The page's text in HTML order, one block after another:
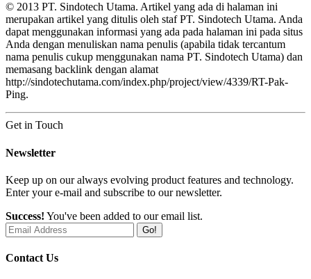
© 2013 PT. Sindotech Utama. Artikel yang ada di halaman ini
merupakan artikel yang ditulis oleh staf PT. Sindotech Utama. Anda
dapat menggunakan informasi yang ada pada halaman ini pada situs
Anda dengan menuliskan nama penulis (apabila tidak tercantum
nama penulis cukup menggunakan nama PT. Sindotech Utama) dan
memasang backlink dengan alamat
http://sindotechutama.com/index.php/project/view/4339/RT-Pak-
Ping.
Get in Touch
Newsletter
Keep up on our always evolving product features and technology.
Enter your e-mail and subscribe to our newsletter.
Success! You've been added to our email list.
Go!
Contact Us